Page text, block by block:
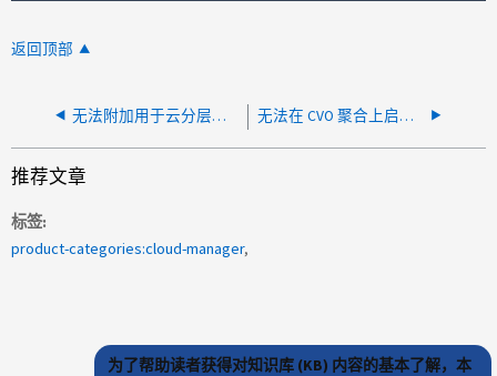
返回顶部
无法附加用于云分层的容器 无法在 CVO 聚合上启用分层
推荐文章
标签
product-categories:cloud-manager
为了帮助读者获得对知识库 (KB) 内容的基本了解，本